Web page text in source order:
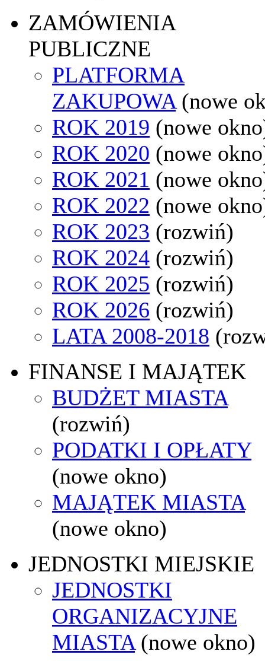
ZAMÓWIENIA
PUBLICZNE
PLATFORMA
ZAKUPOWA (nowe
ROK 2019 (nowe
ROK 2020 (nowe
ROK 2021 (nowe
ROK 2022 (nowe
ROK 2023 (rozwiń)
ROK 2024 (rozwiń)
ROK 2025 (rozwiń)
ROK 2026 (rozwiń)
LATA 2008-2018
FINANSE I MAJĄTEK
BUDŻET MIASTA
(rozwiń)
PODATKI I OPŁATY
(nowe okno)
MAJĄTEK MIASTA
(nowe okno)
JEDNOSTKI MIEJSKIE
JEDNOSTKI
ORGANIZACYJNE
MIASTA (nowe okno)